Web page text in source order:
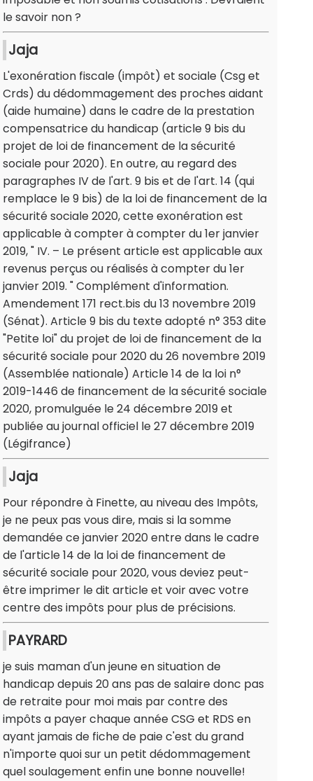
le savoir non ?
Jaja
L'exonération fiscale (impôt) et sociale (Csg et
Crds) du dédommagement des proches aidant
(aide humaine) dans le cadre de la prestation
compensatrice du handicap (article 9 bis du
projet de loi de financement de la sécurité
sociale pour 2020). En outre, au regard des
paragraphes IV de l'art. 9 bis et de l'art. 14 (qui
remplace le 9 bis) de la loi de financement de la
sécurité sociale 2020, cette exonération est
applicable à compter à compter du 1er janvier
2019, " IV. – Le présent article est applicable aux
revenus perçus ou réalisés à compter du 1er
janvier 2019. " Complément d'information.
Amendement 171 rect.bis du 13 novembre 2019
(Sénat). Article 9 bis du texte adopté n° 353 dite
"Petite loi" du projet de loi de financement de la
sécurité sociale pour 2020 du 26 novembre 2019
(Assemblée nationale) Article 14 de la loi n°
2019-1446 de financement de la sécurité sociale
2020, promulguée le 24 décembre 2019 et
publiée au journal officiel le 27 décembre 2019
(Légifrance)
Jaja
Pour répondre à Finette, au niveau des Impôts,
je ne peux pas vous dire, mais si la somme
demandée ce janvier 2020 entre dans le cadre
de l'article 14 de la loi de financement de
sécurité sociale pour 2020, vous deviez peut-
être imprimer le dit article et voir avec votre
centre des impôts pour plus de précisions.
PAYRARD
je suis maman d'un jeune en situation de
handicap depuis 20 ans pas de salaire donc pas
de retraite pour moi mais par contre des
impôts a payer chaque année CSG et RDS en
ayant jamais de fiche de paie c'est du grand
n'importe quoi sur un petit dédommagement
quel soulagement enfin une bonne nouvelle!